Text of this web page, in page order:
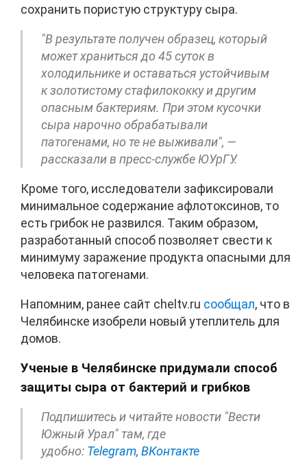
сохранить пористую структуру сыра.
"В результате получен образец, который
может храниться до 45 суток в
холодильнике и оставаться устойчивым
к золотистому стафилококку и другим
опасным бактериям. При этом кусочки
сыра нарочно обрабатывали
патогенами, но те не выживали", —
рассказали в пресс-службе ЮУрГУ.
Кроме того, исследователи зафиксировали
минимальное содержание афлотоксинов, то
есть грибок не развился. Таким образом,
разработанный способ позволяет свести к
минимуму заражение продукта опасными для
человека патогенами.
Напомним, ранее сайт cheltv.ru сообщал, что в
Челябинске изобрели новый утеплитель для
домов.
Ученые в Челябинске придумали способ
защиты сыра от бактерий и грибков
Подпишитесь и читайте новости "Вести
Южный Урал" там, где
удобно: Telegram, ВКонтакте